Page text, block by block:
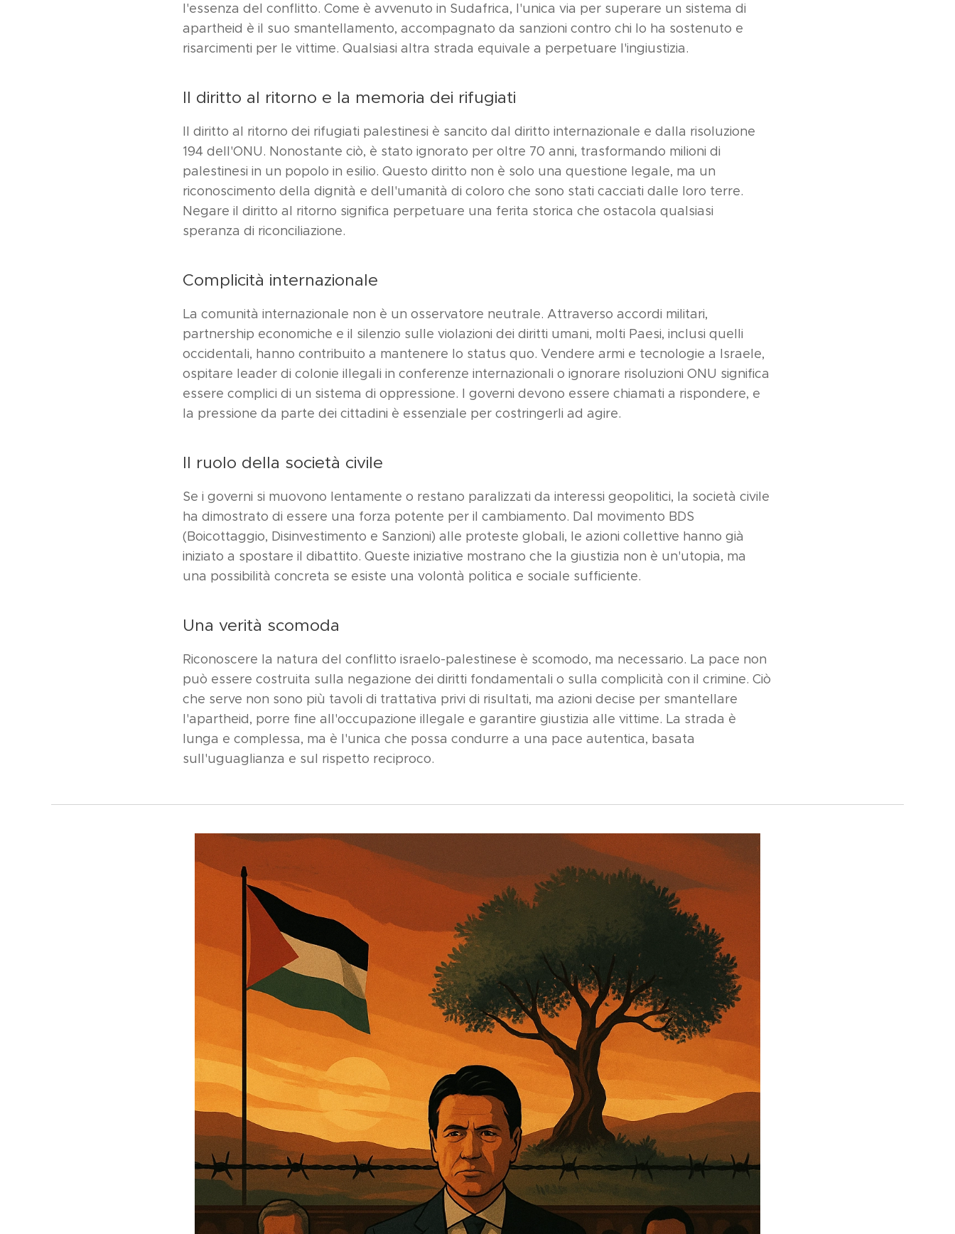
l'essenza del conflitto. Come è avvenuto in Sudafrica, l'unica via per superare un sistema di
apartheid è il suo smantellamento, accompagnato da sanzioni contro chi lo ha sostenuto e
risarcimenti per le vittime. Qualsiasi altra strada equivale a perpetuare l'ingiustizia.
Il diritto al ritorno e la memoria dei rifugiati
Il diritto al ritorno dei rifugiati palestinesi è sancito dal diritto internazionale e dalla risoluzione
194 dell'ONU. Nonostante ciò, è stato ignorato per oltre 70 anni, trasformando milioni di
palestinesi in un popolo in esilio. Questo diritto non è solo una questione legale, ma un
riconoscimento della dignità e dell'umanità di coloro che sono stati cacciati dalle loro terre.
Negare il diritto al ritorno significa perpetuare una ferita storica che ostacola qualsiasi
speranza di riconciliazione.
Complicità internazionale
La comunità internazionale non è un osservatore neutrale. Attraverso accordi militari,
partnership economiche e il silenzio sulle violazioni dei diritti umani, molti Paesi, inclusi quelli
occidentali, hanno contribuito a mantenere lo status quo. Vendere armi e tecnologie a Israele,
ospitare leader di colonie illegali in conferenze internazionali o ignorare risoluzioni ONU significa
essere complici di un sistema di oppressione. I governi devono essere chiamati a rispondere, e
la pressione da parte dei cittadini è essenziale per costringerli ad agire.
Il ruolo della società civile
Se i governi si muovono lentamente o restano paralizzati da interessi geopolitici, la società civile
ha dimostrato di essere una forza potente per il cambiamento. Dal movimento BDS
(Boicottaggio, Disinvestimento e Sanzioni) alle proteste globali, le azioni collettive hanno già
iniziato a spostare il dibattito. Queste iniziative mostrano che la giustizia non è un'utopia, ma
una possibilità concreta se esiste una volontà politica e sociale sufficiente.
Una verità scomoda
Riconoscere la natura del conflitto israelo-palestinese è scomodo, ma necessario. La pace non
può essere costruita sulla negazione dei diritti fondamentali o sulla complicità con il crimine. Ciò
che serve non sono più tavoli di trattativa privi di risultati, ma azioni decise per smantellare
l'apartheid, porre fine all'occupazione illegale e garantire giustizia alle vittime. La strada è
lunga e complessa, ma è l'unica che possa condurre a una pace autentica, basata
sull'uguaglianza e sul rispetto reciproco.